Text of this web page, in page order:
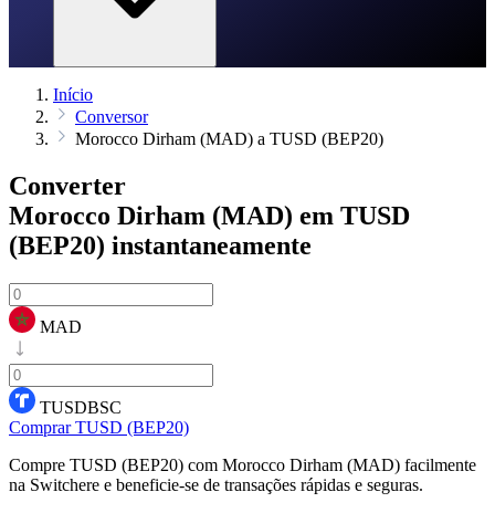
Início
Conversor
Morocco Dirham (MAD) a TUSD (BEP20)
Converter
Morocco Dirham (MAD) em TUSD
(BEP20) instantaneamente
MAD
TUSDBSC
Comprar TUSD (BEP20)
Compre TUSD (BEP20) com Morocco Dirham (MAD) facilmente
na Switchere e beneficie-se de transações rápidas e seguras.